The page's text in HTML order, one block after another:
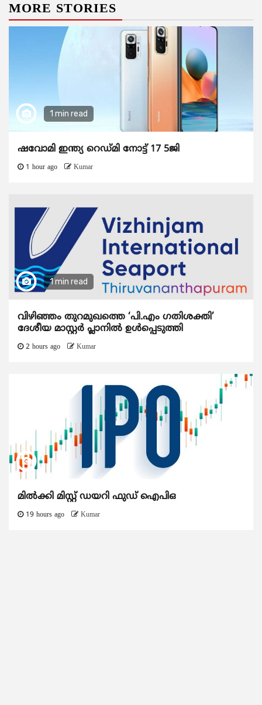
MORE STORIES
1 min read
ഷവോമി ഇന്ത്യ റെഡ്മി നോട്ട് 17 5ജി
1 hour ago Kumar
1 min read
വിഴിഞ്ഞം തുറമുഖത്തെ ‘പി.എം ഗതിശക്തി’
ദേശീയ മാസ്റ്റർ പ്ലാനിൽ ഉൾപ്പെടുത്തി
2 hours ago Kumar
മിൽക്കി മിസ്റ്റ് ഡയറി ഫുഡ് ഐപിഒ
19 hours ago Kumar